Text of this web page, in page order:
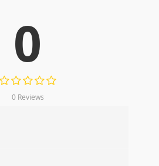
0
0 Reviews